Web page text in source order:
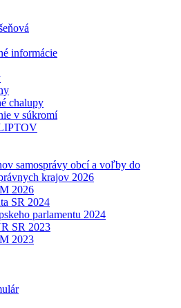
informácie
chalupy
v súkromí
samosprávy obcí a voľby do
krajov 2026
2026
SR 2024
parlamentu 2024
SR 2023
2023